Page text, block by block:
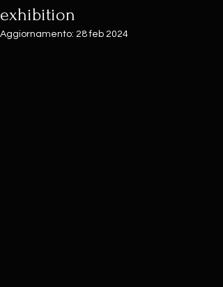
exhibition
Aggiornamento: 28 feb 2024